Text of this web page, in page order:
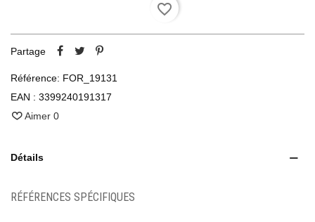
favorite_border
Partage
Référence: FOR_19131
EAN : 3399240191317
Aimer 0
Détails
RÉFÉRENCES SPÉCIFIQUES